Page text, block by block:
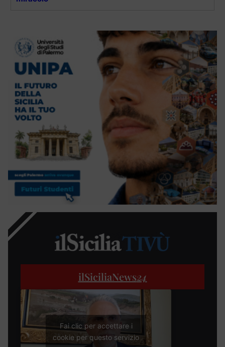
ilSiciliaNews24
Fai clic per accettare i
cookie per questo servizio